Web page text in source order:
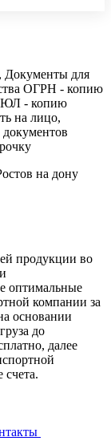
Документы для
ОГРН - копию
- копию
на лицо,
на дону
продукции во
оптимальные
компании за
основании
до
далее